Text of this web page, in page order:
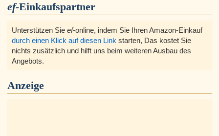
ef-Einkaufspartner
Unterstützen Sie ef-online, indem Sie Ihren Amazon-Einkauf
durch einen Klick auf diesen Link starten, Das kostet Sie
nichts zusätzlich und hilft uns beim weiteren Ausbau des
Angebots.
Anzeige